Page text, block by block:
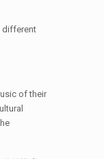
different
of their